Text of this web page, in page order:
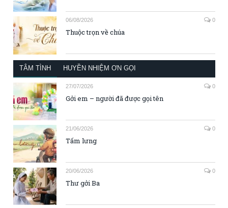
06/08/2026 0
Thuộc trọn về chúa
TÂM TÌNH HUYỀN NHIỆM ƠN GỌI
27/07/2026 0
Gởi em – người đã được gọi tên
21/06/2026 0
Tấm lưng
20/06/2026 0
Thư gởi Ba